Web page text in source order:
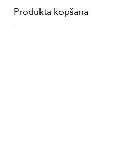
Produkta kopšana